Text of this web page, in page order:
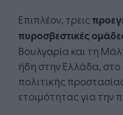
Επιπλέον, τρεις
πυροσβεστικές
Βουλγαρία και τη
ήδη στην Ελλάδα, στο
πολιτικής
ετοιμότητας για την